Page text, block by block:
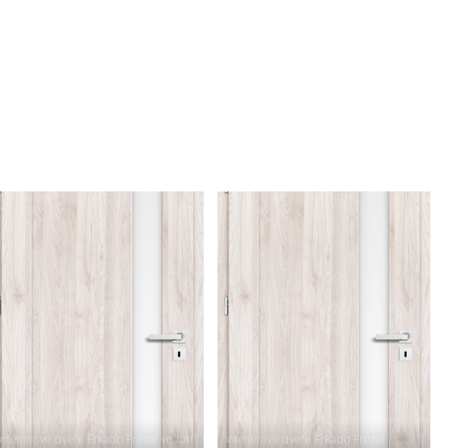
Interiérové dveře Erkado Frézie ve fólii Interiérové dveře Erkado Frézie